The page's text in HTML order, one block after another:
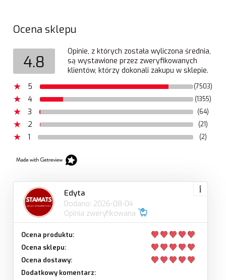
Ocena sklepu
4.8
Opinie, z których została wyliczona średnia,
są wystawione przez zweryfikowanych
klientów, którzy dokonali zakupu w sklepie.
5
(7503)
4 (1355)
3 (64)
2 (21)
1 (2)
Edyta
Dodano: 2026-08-04
Opinia zweryfikowana
Ocena produktu:
Ocena sklepu:
Ocena dostawy:
Dodatkowy komentarz: